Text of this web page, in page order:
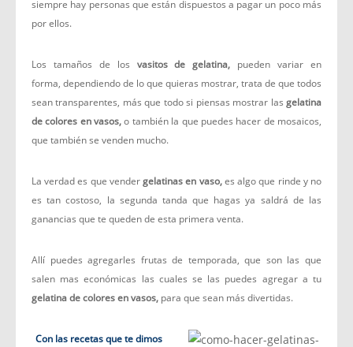
siempre hay personas que están dispuestos a pagar un poco más
por ellos.
Los tamaños de los vasitos de gelatina, pueden variar en
forma, dependiendo de lo que quieras mostrar, trata de que todos
sean transparentes, más que todo si piensas mostrar las gelatina
de colores en vasos,o también la que puedes hacer de mosaicos,
que también se venden mucho.
La verdad es que vendergelatinas en vaso,es algo que rinde y no
es tan costoso, la segunda tanda que hagas ya saldrá de las
ganancias que te queden de esta primera venta.
Allí puedes agregarles frutas de temporada, que son las que
salen mas económicas las cuales se las puedes agregar a tu
gelatina de colores en vasos, para que sean más divertidas.
Con las recetas que te dimos